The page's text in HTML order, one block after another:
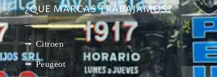
¿QUE MARCAS TRABAJAMOS?
Citroen
Peugeot